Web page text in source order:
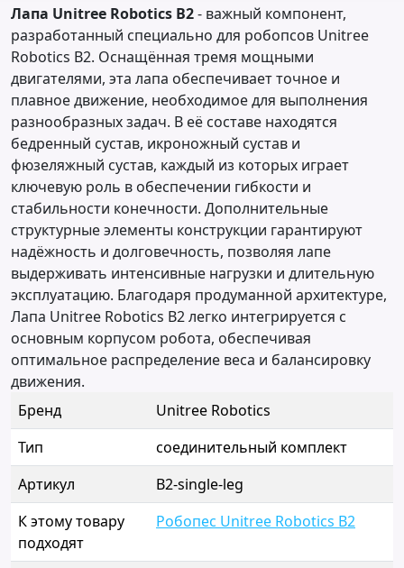
Лапа Unitree Robotics B2- важный компонент,
разработанный специально для робопсов Unitree
Robotics B2. Оснащённая тремя мощными
двигателями, эта лапа обеспечивает точное и
плавное движение, необходимое для выполнения
разнообразных задач. В её составе находятся
бедренный сустав, икроножный сустав и
фюзеляжный сустав, каждый из которых играет
ключевую роль в обеспечении гибкости и
стабильности конечности. Дополнительные
структурные элементы конструкции гарантируют
надёжность и долговечность, позволяя лапе
выдерживать интенсивные нагрузки и длительную
эксплуатацию. Благодаря продуманной архитектуре,
Лапа Unitree Robotics B2 легко интегрируется с
основным корпусом робота, обеспечивая
оптимальное распределение веса и балансировку
движения.
Бренд
Unitree Robotics
Тип
соединительный комплект
Артикул
B2-single-leg
К этому товару
подходят
Робопес Unitree Robotics B2